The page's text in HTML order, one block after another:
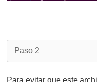
Paso 2
Para evitar que este